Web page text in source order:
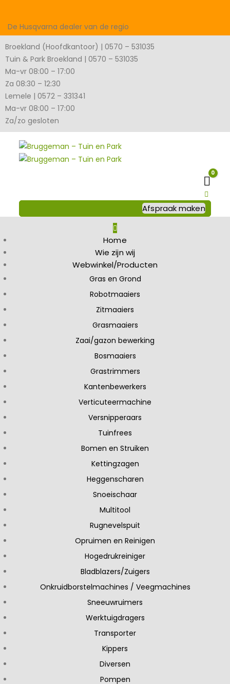
De Husqvarna dealer van de regio
Broekland (Hoofdkantoor) | 0570 – 531035
Tuin & Park Broekland | 0570 – 531035
Ma-vr 08:00 – 17:00
Za 08:30 – 12:30
Lemele | 0572 – 331341
Ma-vr 08:00 – 17:00
Za/zo gesloten
0
Afspraak maken
Home
Wie zijn wij
Webwinkel/Producten
Gras en Grond
Robotmaaiers
Zitmaaiers
Grasmaaiers
Zaai/gazon bewerking
Bosmaaiers
Grastrimmers
Kantenbewerkers
Verticuteermachine
Versnipperaars
Tuinfrees
Bomen en Struiken
Kettingzagen
Heggenscharen
Snoeischaar
Multitool
Rugnevelspuit
Opruimen en Reinigen
Hogedrukreiniger
Bladblazers/Zuigers
Onkruidborstelmachines / Veegmachines
Sneeuwruimers
Werktuigdragers
Transporter
Kippers
Diversen
Pompen